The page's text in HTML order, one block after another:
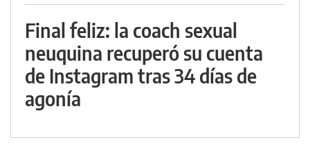
Final feliz: la coach sexual
neuquina recuperó su cuenta
de Instagram tras 34 días de
agonía